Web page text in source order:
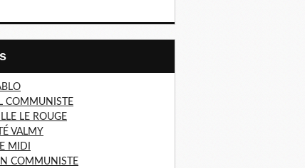
COMMUNISTE
LE ROUGE
VALMY
MIDI
COMMUNISTE